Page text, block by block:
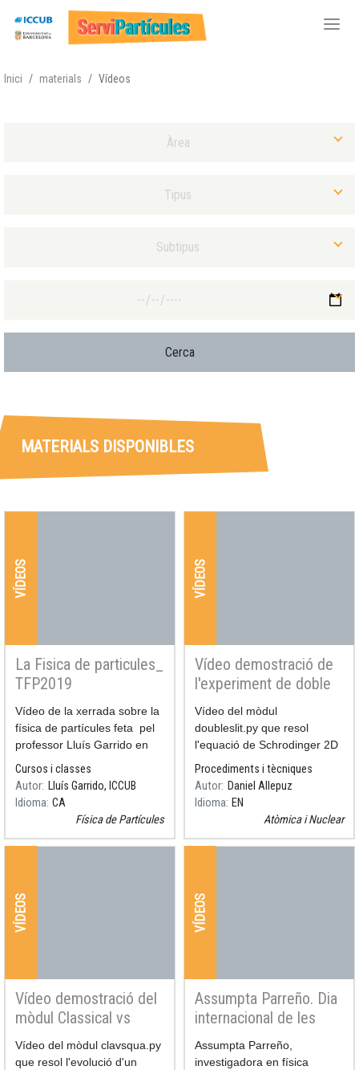
Inici materials Vídeos
MATERIALS DISPONIBLES
VÍDEOS
La Fisica de particules_
TFP2019
Resum
Vídeo de la xerrada sobre la
física de partícules feta pel
professor Lluís Garrido en
l'edició del 8 de març del
2019
Cursos i classes
Autor Lluís Garrido, ICCUB
Idioma CA
Física de Partícules
VÍDEOS
Vídeo demostració de
l'experiment de doble
escletxa
Resum
Vídeo del mòdul
doubleslit.py que resol
l'equació de Schrodinger 2D
depenent del temps.
Procediments i tècniques
Autor Daniel Allepuz
Idioma EN
Atòmica i Nuclear
VÍDEOS
Vídeo demostració del
mòdul Classical vs
quantum traps
Resum
Vídeo del mòdul clavsqua.py
que resol l'evolució d'un
VÍDEOS
Assumpta Parreño. Dia
internacional de les
dones i les nenes en la
ciència.
Resum
Assumpta Parreño,
investigadora en física